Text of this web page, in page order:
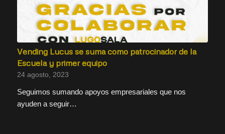
Vending Lucus se suma como patrocinador de la
Escuela y primer equipo
24 agosto, 2023
Seguimos sumando apoyos empresariales que nos
ayuden a seguir…